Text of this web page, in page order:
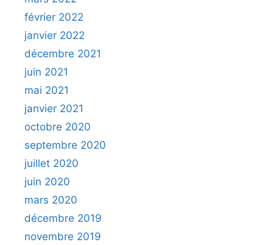
février 2022
janvier 2022
décembre 2021
juin 2021
mai 2021
janvier 2021
octobre 2020
septembre 2020
juillet 2020
juin 2020
mars 2020
décembre 2019
novembre 2019